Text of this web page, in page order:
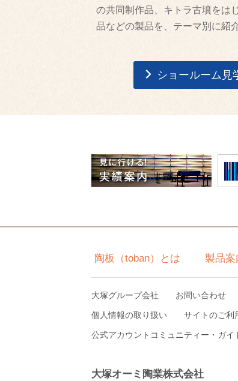
の共同制作品、キトラ古墳をは
品などの製品を、テーマ別に紹
ショールーム見
陶板（toban）とは 製品案
大塚グループ会社 お問い合わせ
個人情報の取り扱い サイトのご利
公式アカウントコミュニティー・ガイ
大塚オーミ陶業株式会社